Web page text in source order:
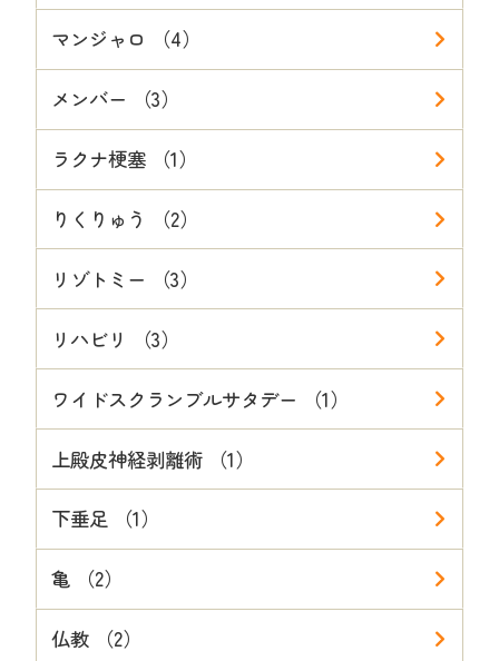
マンジャロ （4）
メンバー （3）
ラクナ梗塞 （1）
りくりゅう （2）
リゾトミー （3）
リハビリ （3）
ワイドスクランブルサタデー （1）
上殿皮神経剥離術 （1）
下垂足 （1）
亀 （2）
仏教 （2）